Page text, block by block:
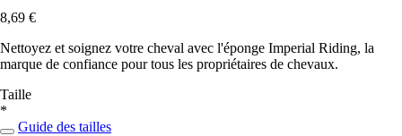
8,69 €
Nettoyez et soignez votre cheval avec l'éponge Imperial Riding, la
marque de confiance pour tous les propriétaires de chevaux.
Taille
*
Guide des tailles